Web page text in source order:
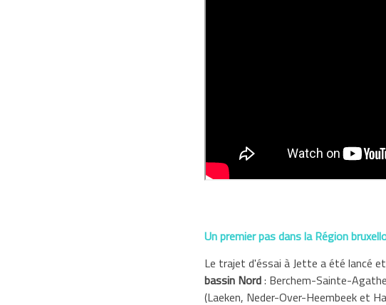
Un premier pas dans la Région
Le trajet d'éssai à Jette a été lancé
bassin Nord : Berchem-Sainte-
(Laeken, Neder-Over-Heembeek et